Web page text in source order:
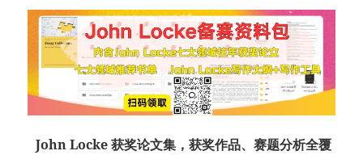
John Locke 获奖论文集，获奖作品、赛题分析全覆